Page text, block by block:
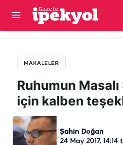
MAKALELER
Ruhumun
için kalben
Şahin Doğan
24 May 2017, 14:14
Ruhumun Masalı Şehr-i